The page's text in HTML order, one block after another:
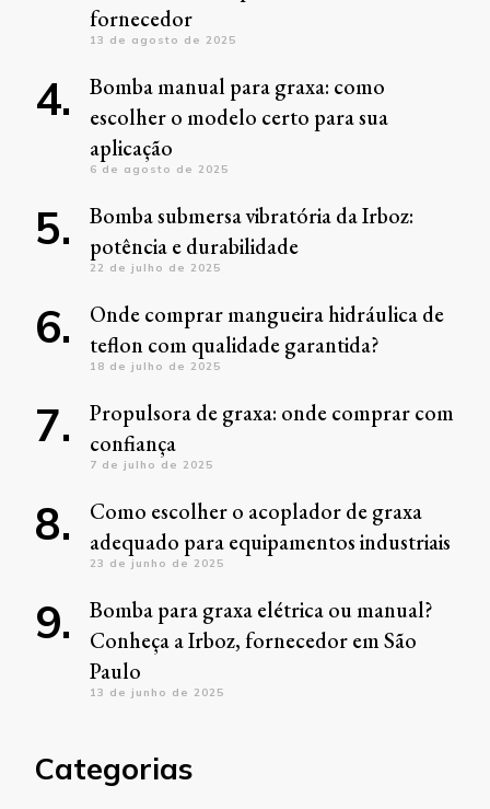
fornecedor
13 de agosto de 2025
Bomba manual para graxa: como
escolher o modelo certo para sua
aplicação
6 de agosto de 2025
Bomba submersa vibratória da Irboz:
potência e durabilidade
22 de julho de 2025
Onde comprar mangueira hidráulica de
teflon com qualidade garantida?
18 de julho de 2025
Propulsora de graxa: onde comprar com
confiança
7 de julho de 2025
Como escolher o acoplador de graxa
adequado para equipamentos industriais
23 de junho de 2025
Bomba para graxa elétrica ou manual?
Conheça a Irboz, fornecedor em São
Paulo
13 de junho de 2025
Categorias